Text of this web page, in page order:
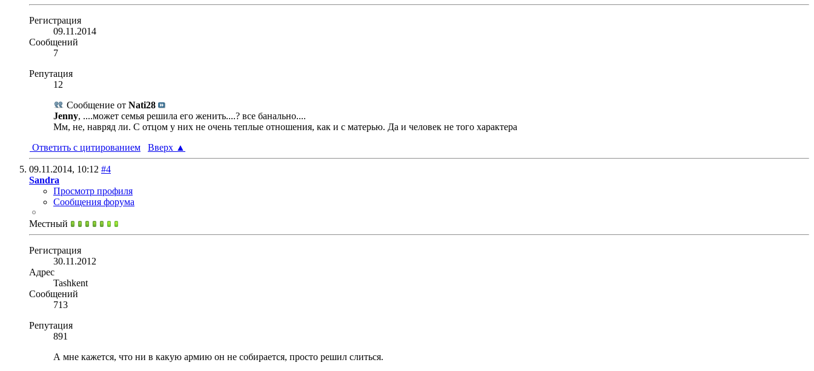
Регистрация
09.11.2014
Сообщений
7
Репутация
12
Сообщение от Nati28
Jenny, ....может семья решила его женить....? все банально....
Мм, не, навряд ли. С отцом у них не очень теплые отношения, как и с матерью. Да и человек не того характера
Ответить с цитированием
Вверх ▲
09.11.2014, 10:12 #4
Sandra
Просмотр профиля
Сообщения форума
Местный
Регистрация
30.11.2012
Адрес
Tashkent
Сообщений
713
Репутация
891
А мне кажется, что ни в какую армию он не собирается, просто решил слиться.